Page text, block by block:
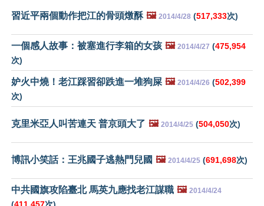
習近平兩個動作把江的骨頭燉酥 🖼️ 2014/4/28 (517,333次)
一個感人故事：被塞進行李箱的女孩 🖼️ 2014/4/27 (475,954
次)
妒火中燒！老江踩習卻跌進一堆狗屎 🖼️ 2014/4/26 (502,399
次)
克里米亞人叫苦連天 普京頭大了 🖼️ 2014/4/25 (504,050次)
博訊小笑話：王兆國子逃熱門兒國 🖼️ 2014/4/25 (691,698次)
中共國旗攻陷臺北 馬英九應找老江謀職 🖼️ 2014/4/24